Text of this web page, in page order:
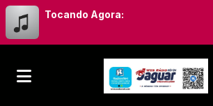
Tocando Agora: